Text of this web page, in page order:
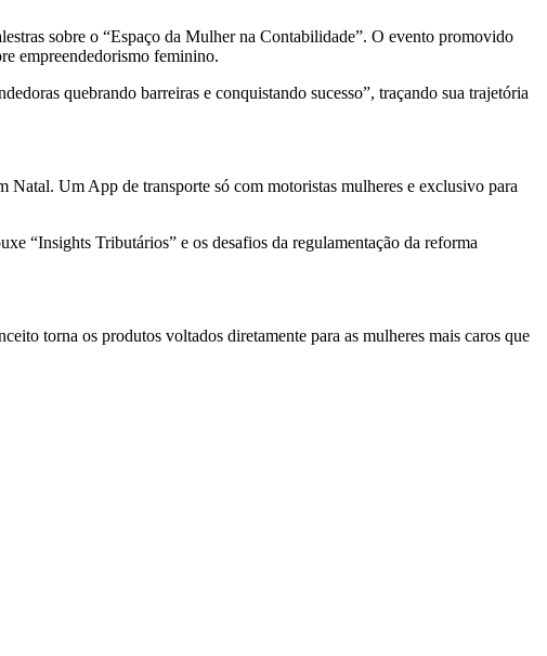
sobre o “Espaço da Mulher na Contabilidade”. O evento promovido
empreendedorismo feminino.
quebrando barreiras e conquistando sucesso”, traçando sua trajetória
Um App de transporte só com motoristas mulheres e exclusivo para
“Insights Tributários” e os desafios da regulamentação da reforma
torna os produtos voltados diretamente para as mulheres mais caros que